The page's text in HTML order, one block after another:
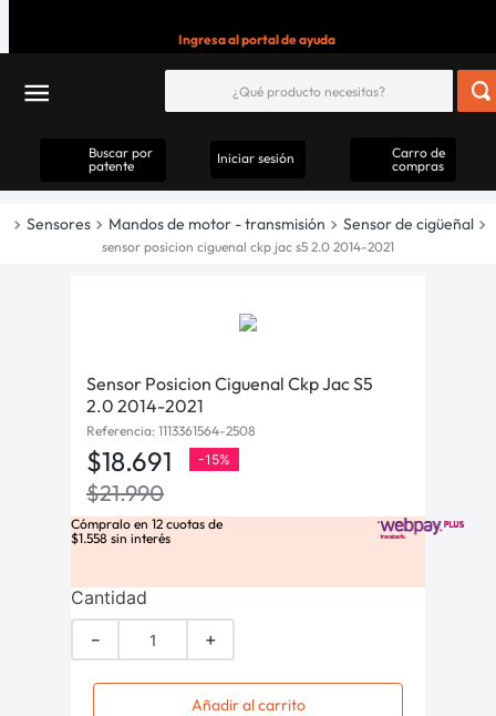
Ingresa al portal de ayuda
Buscar por
patente
Iniciar sesión
Carro de
compras
Sensores Mandos de motor - transmisión Sensor de cigüeñal
sensor posicion ciguenal ckp jac s5 2.0 2014-2021
Sensor Posicion Ciguenal Ckp Jac S5
2.0 2014-2021
Referencia: 1113361564-2508
$18.691 -15%
$21.990
Cómpralo en 12 cuotas de
$1.558 sin interés
Cantidad
＋
－
Añadir al carrito